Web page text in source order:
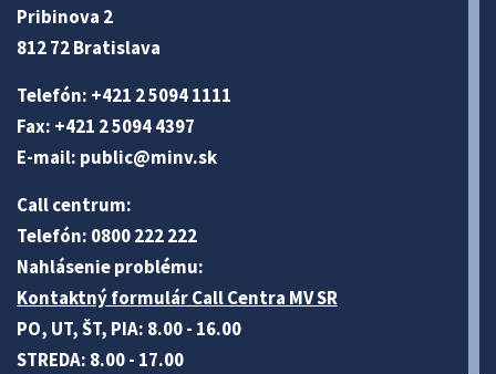
Pribinova 2
812 72 Bratislava
Telefón: +421 2 5094 1111
Fax: +421 2 5094 4397
E-mail: public@minv.sk
Call centrum:
Telefón: 0800 222 222
Nahlásenie problému:
Kontaktný formulár Call Centra MV SR
PO, UT, ŠT, PIA: 8.00 - 16.00
STREDA: 8.00 - 17.00